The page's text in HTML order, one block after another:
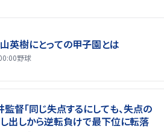
英樹にとっての甲子園とは
野球
監督「同じ失点するにしても、失点の
出しから逆転負けで最下位に転落